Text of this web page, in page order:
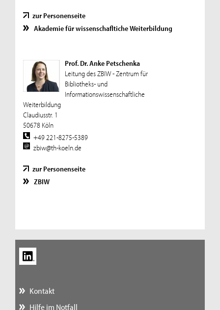
zur Personenseite
Akademie für wissenschafltiche Weiterbildung
Prof. Dr. Anke Petschenka
Leitung des ZBIW - Zentrum für
Bibliotheks- und
Informationswissenschaftliche
Weiterbildung
Claudiusstr. 1
50678 Köln
+49 221-8275-5389
zbiw@th-koeln.de
zur Personenseite
ZBIW
Kontakt
Hilfe im Notfall